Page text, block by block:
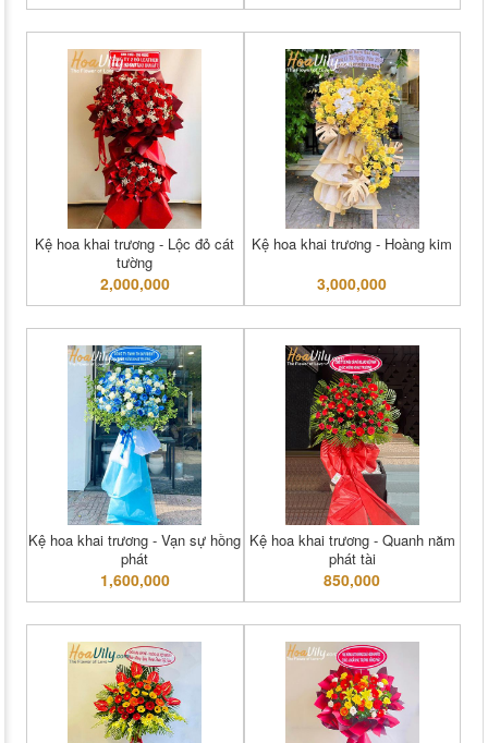
Kệ hoa khai trương - Lộc đỏ cát
tường
2,000,000
Kệ hoa khai trương - Hoàng kim
3,000,000
Kệ hoa khai trương - Vạn sự hồng
phát
1,600,000
Kệ hoa khai trương - Quanh năm
phát tài
850,000